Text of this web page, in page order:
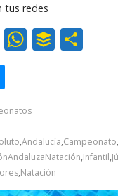
p
p r
tus redes
W
s
p
p
B C
ti
,Andalucía,Campeonato,
,Infantil,
,Natación